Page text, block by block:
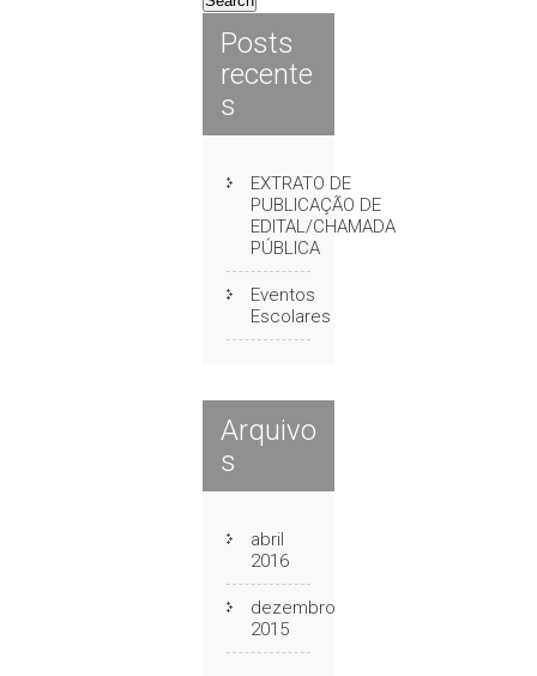
Posts
recente
s
EXTRATO DE
PUBLICAÇÃO DE
EDITAL/CHAMADA
PÚBLICA
Eventos
Escolares
Arquivo
s
abril
2016
dezembro
2015